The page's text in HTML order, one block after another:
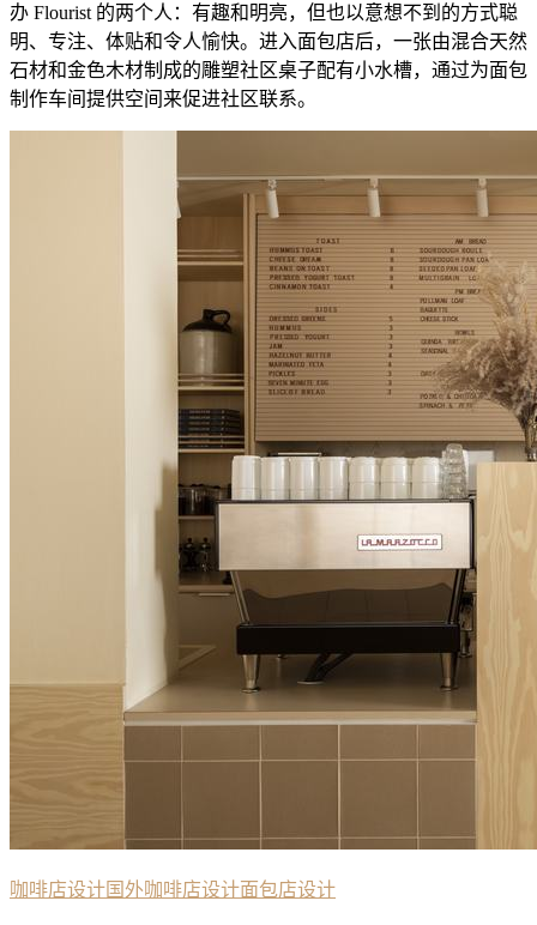
办 Flourist 的两个人：有趣和明亮，但也以意想不到的方式聪
明、专注、体贴和令人愉快。进入面包店后，一张由混合天然
石材和金色木材制成的雕塑社区桌子配有小水槽，通过为面包
制作车间提供空间来促进社区联系。
咖啡店设计国外咖啡店设计面包店设计